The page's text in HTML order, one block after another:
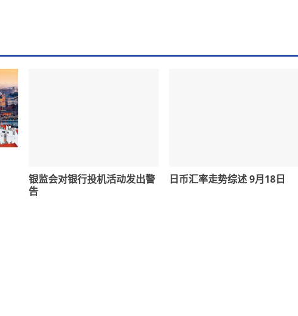
银监会对银行投机活动发出警
告
日币汇率走势综述 9月18日